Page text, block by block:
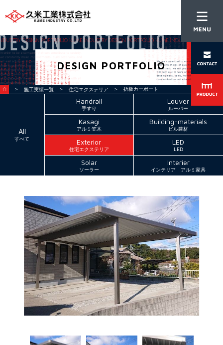
DESIGN PORTFOLIO
＞ 施工実績一覧 ＞ 住宅エクステリア ＞ 折板カーポート
All
すべて
Handrail
手すり
Louver
ルーバー
Kasagi
アルミ笠木
Building-materials
ビル建材
Exterior
住宅エクステリア
LED
LED
Solar
ソーラー
Interier
インテリア アルミ家具